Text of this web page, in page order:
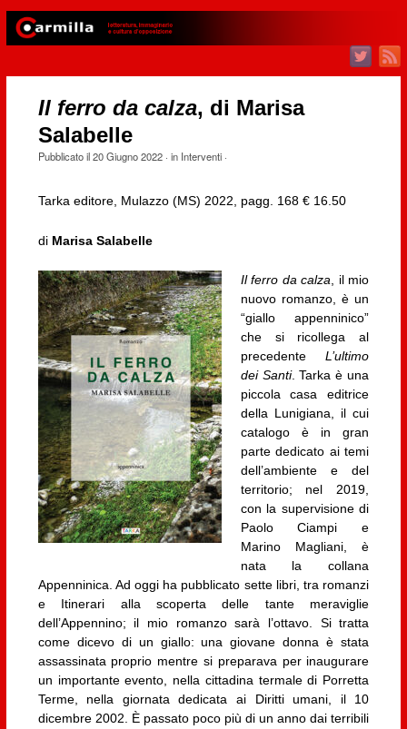
Il ferro da calza, di Marisa
Salabelle
Pubblicato il20 Giugno 2022· in Interventi·
Tarka editore, Mulazzo (MS) 2022, pagg. 168 € 16.50
di Marisa Salabelle
Il ferro da calza , il mio
nuovo romanzo, è un
“giallo appenninico”
che si ricollega al
precedenteL’ultimo
dei Santi. Tarka è una
piccola casa editrice
della Lunigiana, il cui
catalogo è in gran
parte dedicato ai temi
dell’ambiente e del
territorio; nel 2019,
con la supervisione di
Paolo Ciampi e
Marino Magliani, è
nata la collana
Appenninica. Ad oggi ha pubblicato sette libri, tra romanzi
e Itinerari alla scoperta delle tante meraviglie
dell’Appennino; il mio romanzo sarà l’ottavo. Si tratta
come dicevo di un giallo: una giovane donna è stata
assassinata proprio mentre si preparava per inaugurare
un importante evento, nella cittadina termale di Porretta
Terme, nella giornata dedicata ai Diritti umani, il 10
dicembre 2002. È passato poco più di un anno dai terribili